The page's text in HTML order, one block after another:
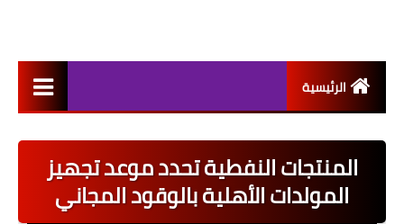
الرئيسية
اخبار القطاع العام
اخبار القطاع الخاص
المنتجات النفطية تحدد موعد تجهيز
المولدات الأهلية بالوقود المجاني